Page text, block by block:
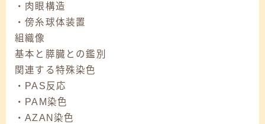
・肉眼構造
・傍糸球体装置
組織像
基本と膵臓との鑑別
関連する特殊染色
・PAS反応
・PAM染色
・AZAN染色